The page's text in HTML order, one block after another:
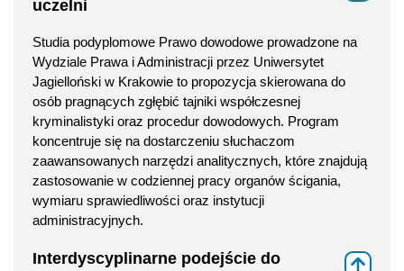
uczelni
Studia podyplomowe Prawo dowodowe prowadzone na
Wydziale Prawa i Administracji przez Uniwersytet
Jagielloński w Krakowie to propozycja skierowana do
osób pragnących zgłębić tajniki współczesnej
kryminalistyki oraz procedur dowodowych. Program
koncentruje się na dostarczeniu słuchaczom
zaawansowanych narzędzi analitycznych, które znajdują
zastosowanie w codziennej pracy organów ścigania,
wymiaru sprawiedliwości oraz instytucji
administracyjnych.
Interdyscyplinarne podejście do